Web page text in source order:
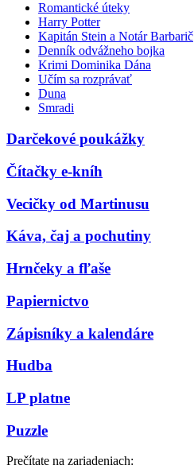
Romantické úteky
Harry Potter
Kapitán Stein a Notár Barbarič
Denník odvážneho bojka
Krimi Dominika Dána
Učím sa rozprávať
Duna
Smradi
Darčekové poukážky
Čítačky e-kníh
Vecičky od Martinusu
Káva, čaj a pochutiny
Hrnčeky a fľaše
Papiernictvo
Zápisníky a kalendáre
Hudba
LP platne
Puzzle
Prečítate na zariadeniach: